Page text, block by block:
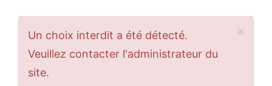
×
Message
d'erreur
Un choix interdit a été détecté.
Veuillez contacter l'administrateur du
site.